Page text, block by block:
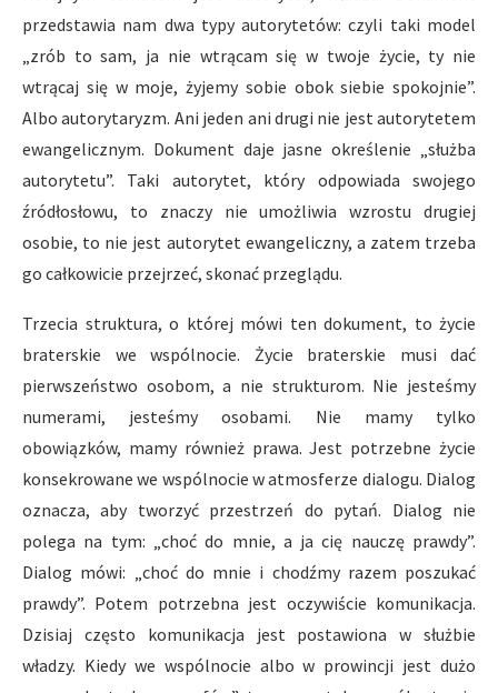
przedstawia nam dwa typy autorytetów: czyli taki model
„zrób to sam, ja nie wtrącam się w twoje życie, ty nie
wtrącaj się w moje, żyjemy sobie obok siebie spokojnie”.
Albo autorytaryzm. Ani jeden ani drugi nie jest autorytetem
ewangelicznym. Dokument daje jasne określenie „służba
autorytetu”. Taki autorytet, który odpowiada swojego
źródłosłowu, to znaczy nie umożliwia wzrostu drugiej
osobie, to nie jest autorytet ewangeliczny, a zatem trzeba
go całkowicie przejrzeć, skonać przeglądu.
Trzecia struktura, o której mówi ten dokument, to życie
braterskie we wspólnocie. Życie braterskie musi dać
pierwszeństwo osobom, a nie strukturom. Nie jesteśmy
numerami, jesteśmy osobami. Nie mamy tylko
obowiązków, mamy również prawa. Jest potrzebne życie
konsekrowane we wspólnocie w atmosferze dialogu. Dialog
oznacza, aby tworzyć przestrzeń do pytań. Dialog nie
polega na tym: „choć do mnie, a ja cię nauczę prawdy”.
Dialog mówi: „choć do mnie i chodźmy razem poszukać
prawdy”. Potem potrzebna jest oczywiście komunikacja.
Dzisiaj często komunikacja jest postawiona w służbie
władzy. Kiedy we wspólnocie albo w prowincji jest dużo